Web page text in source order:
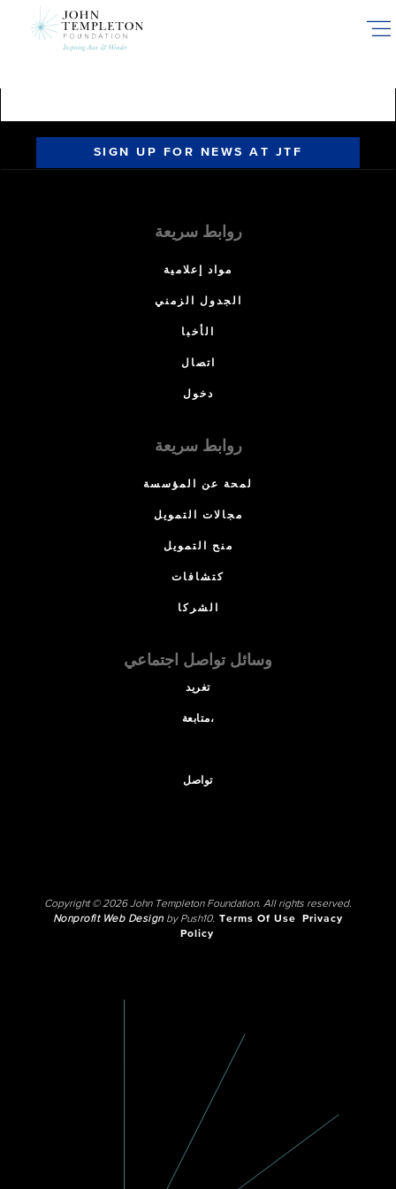
SIGN UP FOR NEWS AT JTF
روابط سريعة
مواد إعلامية
الجدول الزمني
الأخبا
اتصال
دخول
روابط سريعة
لمحة عن المؤسسة
مجالات التمويل
منح التمويل
كتشافات
الشركا
وسائل تواصل اجتماعي
تغريد
متابعة،
تواصل
Copyright © 2026 John Templeton Foundation. All rights reserved.
Nonprofit Web Designby Push10. Terms Of Use
Privacy
Policy